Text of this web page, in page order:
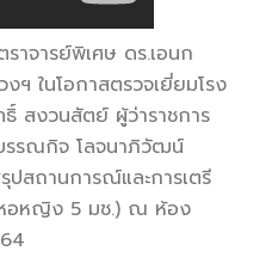
าจารย์พิเศษ ดร.เอนก
ฯ ในโอกาสตรวจเยี่ยมโรง
สงวนสัตย์ ผู้ว่าราชการ
รรณกิจ โลจนาภิวัฒน์
สถานการณ์และการเตรี
(หอหญิง 5 มช.) ณ ห้อง